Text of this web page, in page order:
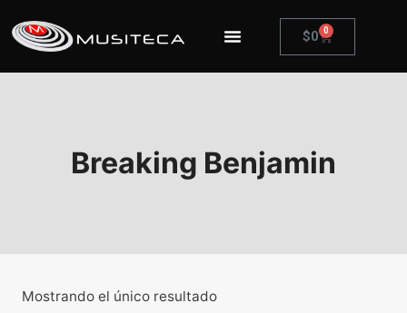
$0 0
Breaking Benjamin
Mostrando el único resultado